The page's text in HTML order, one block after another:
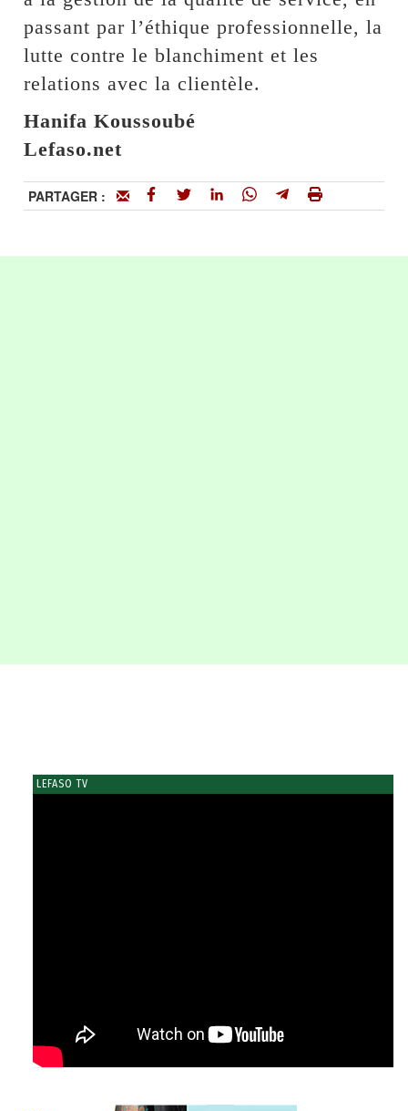
passant par l’éthique professionnelle, la
lutte contre le blanchiment et les
relations avec la clientèle.
Hanifa Koussoubé
Lefaso.net
PARTAGER :
LEFASO TV